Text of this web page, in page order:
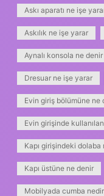
Askı aparatı ne işe
Askılık ne işe yarar
Aynalı konsola ne denir
Dresuar ne işe yarar
Evin giriş bölümüne ne
Evin girişinde
Kapı girişindeki dolaba
Kapı üstüne ne denir
Mobilyada cumba nedir